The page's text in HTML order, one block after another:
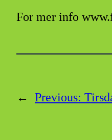
For mer info
← Previous: